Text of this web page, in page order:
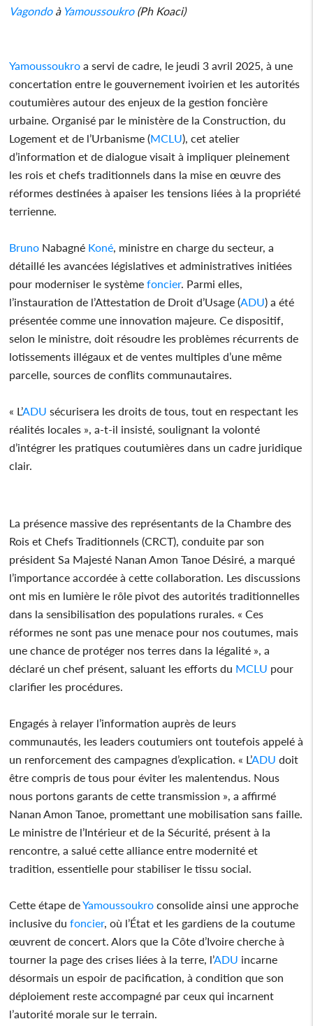
Vagondoà Yamoussoukro(Ph Koaci)
Yamoussoukro a servi de cadre, le jeudi 3 avril 2025, à une
concertation entre le gouvernement ivoirien et les autorités
coutumières autour des enjeux de la gestion foncière
urbaine. Organisé par le ministère de la Construction, du
Logement et de l’Urbanisme (MCLU), cet atelier
d’information et de dialogue visait à impliquer pleinement
les rois et chefs traditionnels dans la mise en œuvre des
réformes destinées à apaiser les tensions liées à la propriété
terrienne.
Bruno Nabagné Koné, ministre en charge du secteur, a
détaillé les avancées législatives et administratives initiées
pour moderniser le systèmefoncier. Parmi elles,
l’instauration de l’Attestation de Droit d’Usage (ADU) a été
présentée comme une innovation majeure. Ce dispositif,
selon le ministre, doit résoudre les problèmes récurrents de
lotissements illégaux et de ventes multiples d’une même
parcelle, sources de conflits communautaires.
« L’ADU sécurisera les droits de tous, tout en respectant les
réalités locales », a-t-il insisté, soulignant la volonté
d’intégrer les pratiques coutumières dans un cadre juridique
clair.
La présence massive des représentants de la Chambre des
Rois et Chefs Traditionnels (CRCT), conduite par son
président Sa Majesté Nanan Amon Tanoe Désiré, a marqué
l’importance accordée à cette collaboration. Les discussions
ont mis en lumière le rôle pivot des autorités traditionnelles
dans la sensibilisation des populations rurales. « Ces
réformes ne sont pas une menace pour nos coutumes, mais
une chance de protéger nos terres dans la légalité », a
déclaré un chef présent, saluant les efforts du MCLU pour
clarifier les procédures.
Engagés à relayer l’information auprès de leurs
communautés, les leaders coutumiers ont toutefois appelé à
un renforcement des campagnes d’explication. « L’ADU doit
être compris de tous pour éviter les malentendus. Nous
nous portons garants de cette transmission », a affirmé
Nanan Amon Tanoe, promettant une mobilisation sans faille.
Le ministre de l’Intérieur et de la Sécurité, présent à la
rencontre, a salué cette alliance entre modernité et
tradition, essentielle pour stabiliser le tissu social.
Cette étape deYamoussoukro consolide ainsi une approche
inclusive dufoncier, où l’État et les gardiens de la coutume
œuvrent de concert. Alors que la Côte d’Ivoire cherche à
tourner la page des crises liées à la terre, l’ADU incarne
désormais un espoir de pacification, à condition que son
déploiement reste accompagné par ceux qui incarnent
l’autorité morale sur le terrain.